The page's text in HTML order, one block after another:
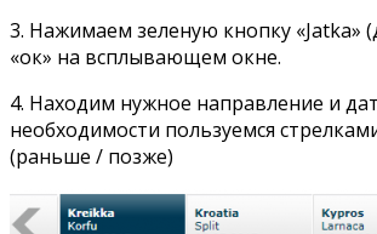
3. Нажимаем зеленую кнопку «Jatka»
«ок» на всплывающем окне.
4. Находим нужное направление и
необходимости пользуемся
(раньше / позже)